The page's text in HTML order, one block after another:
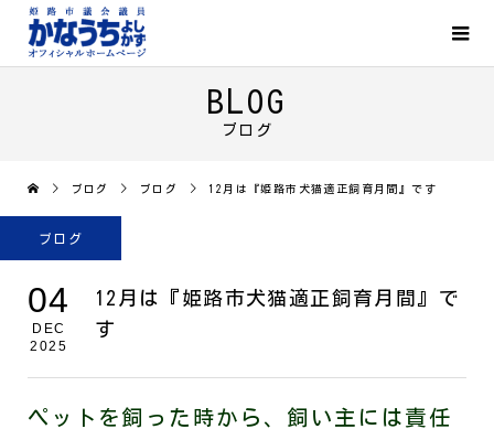
BLOG
ブログ
ブログ ブログ 12月は『姫路市犬猫適正飼育月間』です
ブログ
04
DEC
2025
12月は『姫路市犬猫適正飼育月間』で
す
ペットを飼った時から、飼い主には責任